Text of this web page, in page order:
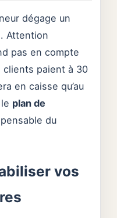
dégage un
Attention
pas en compte
clients paient à 30
en caisse qu’au
plan de
du
vos